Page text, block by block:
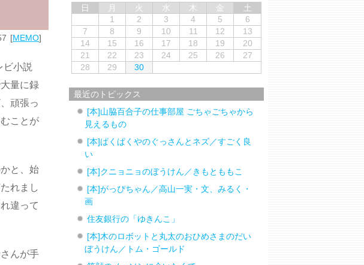
MEMO
ビ小説
量に録
頑張っ
ことが
と、始
れまし
違って
んが手
日
月 火 水 木 金
土
1
2 3 4 5
6
7
8 9 10 11 12
13
14
15 16 17 18 19
20
21
22 23 24 25 26
27
28
29 30
最近のトピックス
[本]山脇百合子の仕事部屋 ごちゃごちゃから
見えるもの
[本]ぱくぱくやのぐっさんとネズ／すごく良
い
[本]クニョニョのぼうけん／きもとももこ
[本]がっぴちゃん／高山一実・文、みるく・
画
住友銀行の「ゆきんこ」
[本]木のロボットと丸太のおひめさまのだい
ぼうけん／トム・ゴールド